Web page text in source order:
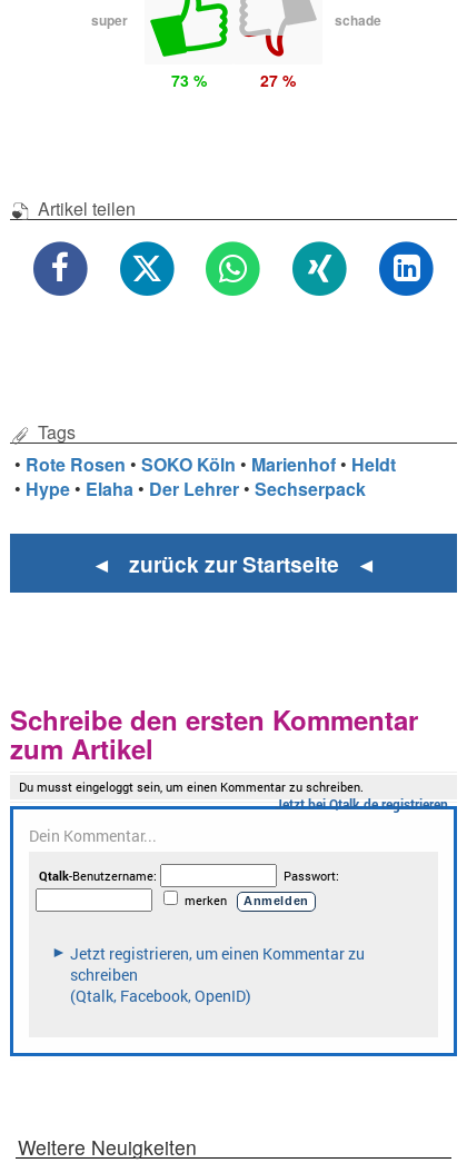
super schade
73 % 27 %
Artikel teilen
Tags
• Rote Rosen •SOKO Köln • Marienhof • Heldt
• Hype • Elaha • Der Lehrer •Sechserpack
◄ zurück zur Startseite ◄
Schreibe den ersten Kommentar
zum Artikel
Weitere Neuigkeiten